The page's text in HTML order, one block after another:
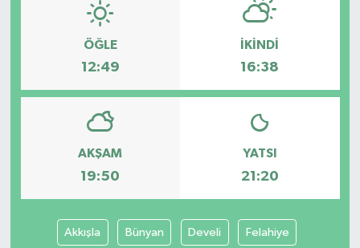
ÖĞLE
12:49
İKINDI
16:38
AKŞAM
19:50
YATSI
21:20
Akkışla Bünyan Develi Felahiye